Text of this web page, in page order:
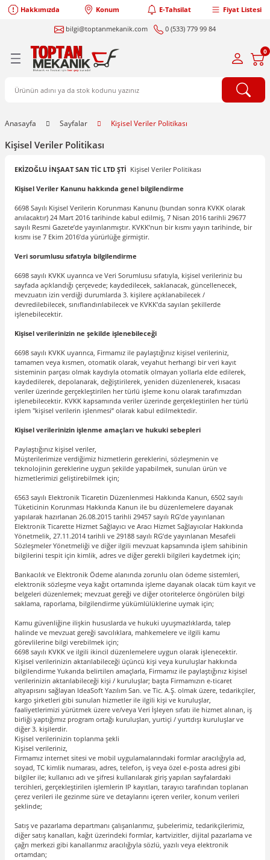
Hakkımızda Konum E-Tahsilat Fiyat Listesi
bilgi@toptanmekanik.com 0 (533) 779 99 84
0
Anasayfa Sayfalar Kişisel Veriler Politikası
Kişisel Veriler Politikası
EKİZOĞLU İNŞAAT SAN TİC LTD ŞTİ Kişisel Veriler Politikası
Kişisel Veriler Kanunu hakkında genel bilgilendirme
6698 Sayılı Kişisel Verilerin Korunması Kanunu (bundan sonra KVKK olarak
anılacaktır) 24 Mart 2016 tarihinde kabul edilmiş, 7 Nisan 2016 tarihli 29677
sayılı Resmi Gazete’de yayınlanmıştır. KVKK’nun bir kısmı yayın tarihinde, bir
kısmı ise 7 Ekim 2016’da yürürlüğe girmiştir.
Veri sorumlusu sıfatıyla bilgilendirme
6698 sayılı KVKK uyarınca ve Veri Sorumlusu sıfatıyla, kişisel verileriniz bu
sayfada açıklandığı çerçevede; kaydedilecek, saklanacak, güncellenecek,
mevzuatın izin verdiği durumlarda 3. kişilere açıklanabilecek /
devredilebilecek, sınıflandırılabilecek ve KVKK’da sayılan şekillerde
işlenebilecektir.
Kişisel verilerinizin ne şekilde işlenebileceği
6698 sayılı KVKK uyarınca, Firmamız ile paylaştığınız kişisel verileriniz,
tamamen veya kısmen, otomatik olarak, veyahut herhangi bir veri kayıt
sisteminin parçası olmak kaydıyla otomatik olmayan yollarla elde edilerek,
kaydedilerek, depolanarak, değiştirilerek, yeniden düzenlenerek, kısacası
veriler üzerinde gerçekleştirilen her türlü işleme konu olarak tarafımızdan
işlenebilecektir. KVKK kapsamında veriler üzerinde gerçekleştirilen her türlü
işlem "kişisel verilerin işlenmesi” olarak kabul edilmektedir.
Kişisel verilerinizin işlenme amaçları ve hukuki sebepleri
Paylaştığınız kişisel veriler,
Müşterilerimize verdiğimiz hizmetlerin gereklerini, sözleşmenin ve
teknolojinin gereklerine uygun şekilde yapabilmek, sunulan ürün ve
hizmetlerimizi geliştirebilmek için;
6563 sayılı Elektronik Ticaretin Düzenlenmesi Hakkında Kanun, 6502 sayılı
Tüketicinin Korunması Hakkında Kanun ile bu düzenlemelere dayanak
yapılarak hazırlanan 26.08.2015 tarihli 29457 sayılı RG’de yayınlanan
Elektronik Ticarette Hizmet Sağlayıcı ve Aracı Hizmet Sağlayıcılar Hakkında
Yönetmelik, 27.11.2014 tarihli ve 29188 sayılı RG’de yayınlanan Mesafeli
Sözleşmeler Yönetmeliği ve diğer ilgili mevzuat kapsamında işlem sahibinin
bilgilerini tespit için kimlik, adres ve diğer gerekli bilgileri kaydetmek için;
Bankacılık ve Elektronik Ödeme alanında zorunlu olan ödeme sistemleri,
elektronik sözleşme veya kağıt ortamında işleme dayanak olacak tüm kayıt ve
belgeleri düzenlemek; mevzuat gereği ve diğer otoritelerce öngörülen bilgi
saklama, raporlama, bilgilendirme yükümlülüklerine uymak için;
Kamu güvenliğine ilişkin hususlarda ve hukuki uyuşmazlıklarda, talep
halinde ve mevzuat gereği savcılıklara, mahkemelere ve ilgili kamu
görevlilerine bilgi verebilmek için;
6698 sayılı KVKK ve ilgili ikincil düzenlemelere uygun olarak işlenecektir.
Kişisel verilerinizin aktarılabileceği üçüncü kişi veya kuruluşlar hakkında
bilgilendirme Yukarıda belirtilen amaçlarla, Firmamız ile paylaştığınız kişisel
verilerinizin aktarılabileceği kişi / kuruluşlar; başta Firmamızın e-ticaret
altyapısını sağlayan IdeaSoft Yazılım San. ve Tic. A.Ş. olmak üzere, tedarikçiler,
kargo şirketleri gibi sunulan hizmetler ile ilgili kişi ve kuruluşlar,
faaliyetlerimizi yürütmek üzere ve/veya Veri İşleyen sıfatı ile hizmet alınan, iş
birliği yaptığımız program ortağı kuruluşları, yurtiçi / yurtdışı kuruluşlar ve
diğer 3. kişilerdir.
Kişisel verilerinizin toplanma şekli
Kişisel verileriniz,
Firmamız internet sitesi ve mobil uygulamalarındaki formlar aracılığıyla ad,
soyad, TC kimlik numarası, adres, telefon, iş veya özel e-posta adresi gibi
bilgiler ile; kullanıcı adı ve şifresi kullanılarak giriş yapılan sayfalardaki
tercihleri, gerçekleştirilen işlemlerin IP kayıtları, tarayıcı tarafından toplanan
çerez verileri ile gezinme süre ve detaylarını içeren veriler, konum verileri
şeklinde;
Satış ve pazarlama departmanı çalışanlarımız, şubelerimiz, tedarikçilerimiz,
diğer satış kanalları, kağıt üzerindeki formlar, kartvizitler, dijital pazarlama ve
çağrı merkezi gibi kanallarımız aracılığıyla sözlü, yazılı veya elektronik
ortamdan;
Geri Dön
Malzemeleri
Flanşlı Vana
Radyatör Vanası
Termostatik Vana
Balans Vanası
Vanalı Kollektör Grubu
Dirsek
Klape
Kör Tapa
Manşon
Redüksiyon
Rekor
Uzatma
Malzemeleri
Parçaları
Geri Dön
Ekipmanları
Ultrasonik Kalorimetre (Isı Sayacı)
(Flanşlı)
Sayacı
Geri Dön
Geri Dön
Ürünleri
Geri Dön
Upright (Yukarı) ESFR Sprinkler
Pendent (Sarkık) ESFR Sprinkler
Pendent (Sarkık) Extended Coverage
Pendent (Sarkık) Kuru Tip Sprinkler
Sidewall (Duvar) ESFR Sprinkler
Sidewall (Duvar) Sprinkler
Upright (Yukarı Tip) Sprinkler
Upright (Yukarı) ELO Sprinkler
Upright (Yukarı) Kuru Tip Sprinkler
Geri Dön